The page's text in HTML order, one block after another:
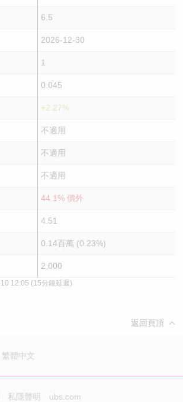
6.5
2026-12-30
1
0.045
+2.27%
不適用
不適用
不適用
44.1% 價外
4.51
0.14百萬 (0.23%)
2,000
12:05 (15分鐘延遲)
返回頁頂
繁體中文
私隱聲明 ubs.com